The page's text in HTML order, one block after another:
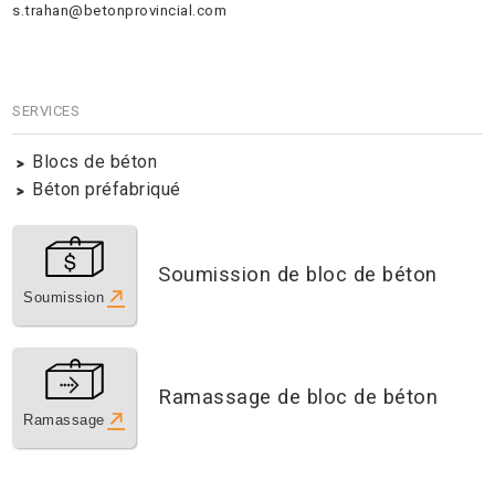
s.trahan@betonprovincial.com
SERVICES
Blocs de béton
Béton préfabriqué
Soumission
Soumission de bloc de béton
Ramassage
Ramassage de bloc de béton